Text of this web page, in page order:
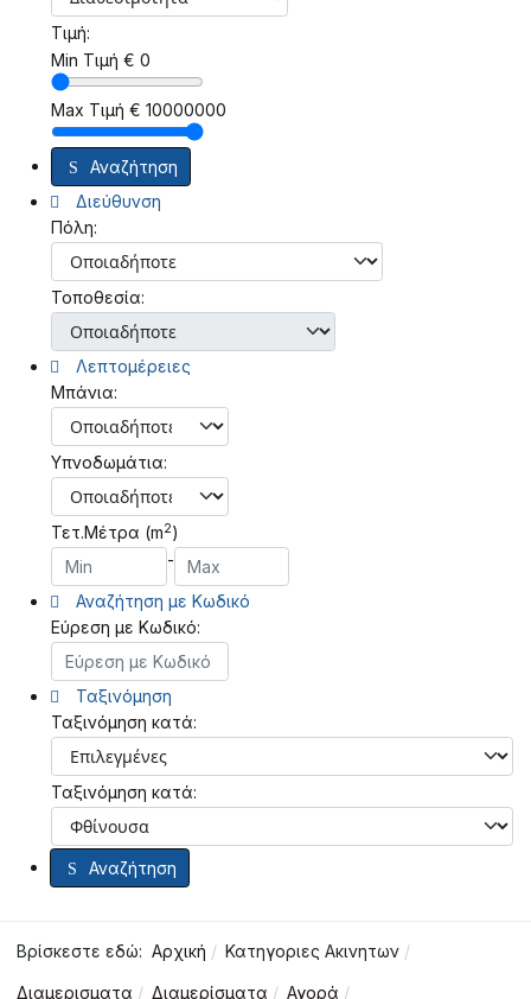
Τιμή:
Min Τιμή € 0
Max Τιμή € 10000000
Αναζήτηση
Διεύθυνση
Πόλη:
Τοποθεσία:
Λεπτομέρειες
Μπάνια:
Υπνοδωμάτια:
Τετ.Μέτρα (m2)
-
Αναζήτηση με Κωδικό
Εύρεση με Κωδικό:
Ταξινόμηση
Ταξινόμηση κατά:
Ταξινόμηση κατά:
Αναζήτηση
Βρίσκεστε εδώ: Αρχική Κατηγοριες Ακινητων
Διαμερισματα Διαμερίσματα Αγορά